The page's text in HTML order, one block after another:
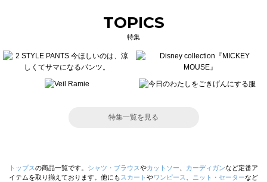
TOPICS
特集
特集一覧を見る
トップスの商品一覧です。 シャツ・ブラウスやカットソー カーディガンなど定番ア
イテムを取り揃えております。他にも スカート やワンピース ニット・セーターなど